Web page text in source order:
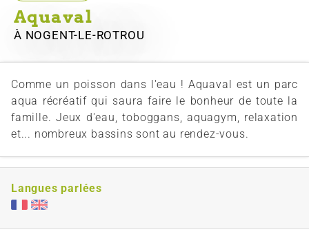
Aquaval
À NOGENT-LE-ROTROU
Comme un poisson dans l'eau ! Aquaval est un parc
aqua récréatif qui saura faire le bonheur de toute la
famille. Jeux d'eau, toboggans, aquagym, relaxation
et... nombreux bassins sont au rendez-vous.
Langues parlées